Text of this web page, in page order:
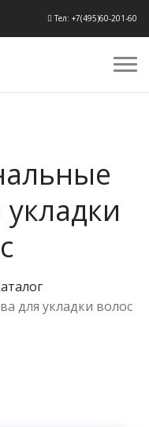
Тел: +7(495)60-201-60
укладки
для укладки волос